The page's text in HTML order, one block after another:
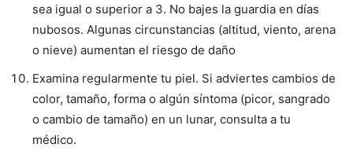
sea igual o superior a 3. No bajes la guardia en días
nubosos. Algunas circunstancias (altitud, viento, arena
o nieve) aumentan el riesgo de daño
Examina regularmente tu piel. Si adviertes cambios de
color, tamaño, forma o algún síntoma (picor, sangrado
o cambio de tamaño) en un lunar, consulta a tu
médico.